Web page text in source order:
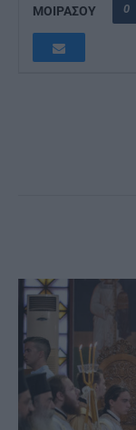
ΜΟΙΡΑΣΟΥ 0